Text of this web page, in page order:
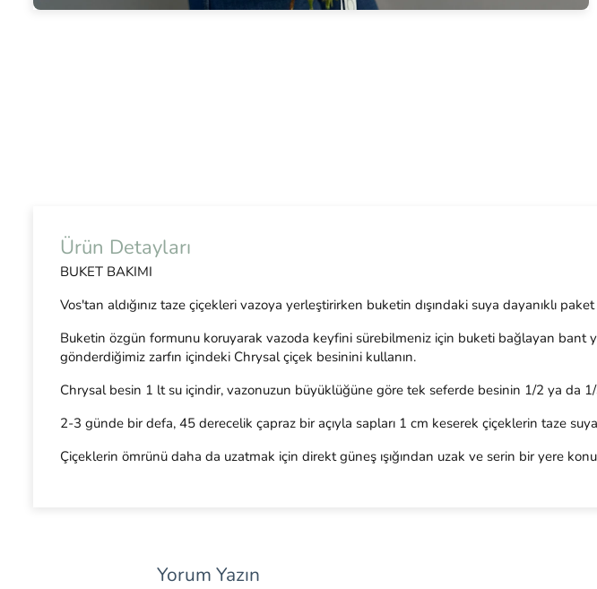
Ürün Detayları
BUKET BAKIMI
Vos'tan aldığınız taze çiçekleri vazoya yerleştirirken buketin dışındaki suya dayanıklı paket
Buketin özgün formunu koruyarak vazoda keyfini sürebilmeniz için buketi bağlayan
gönderdiğimiz zarfın içindeki Chrysal çiçek besinini kullanın.
Chrysal besin 1 lt su içindir, vazonuzun büyüklüğüne göre tek seferde besinin 1/2 ya da
2-3 günde bir defa, 45 derecelik çapraz bir açıyla sapları 1 cm keserek çiçeklerin taze
Çiçeklerin ömrünü daha da uzatmak için direkt güneş ışığından uzak ve serin bir yere
Yorum Yazın